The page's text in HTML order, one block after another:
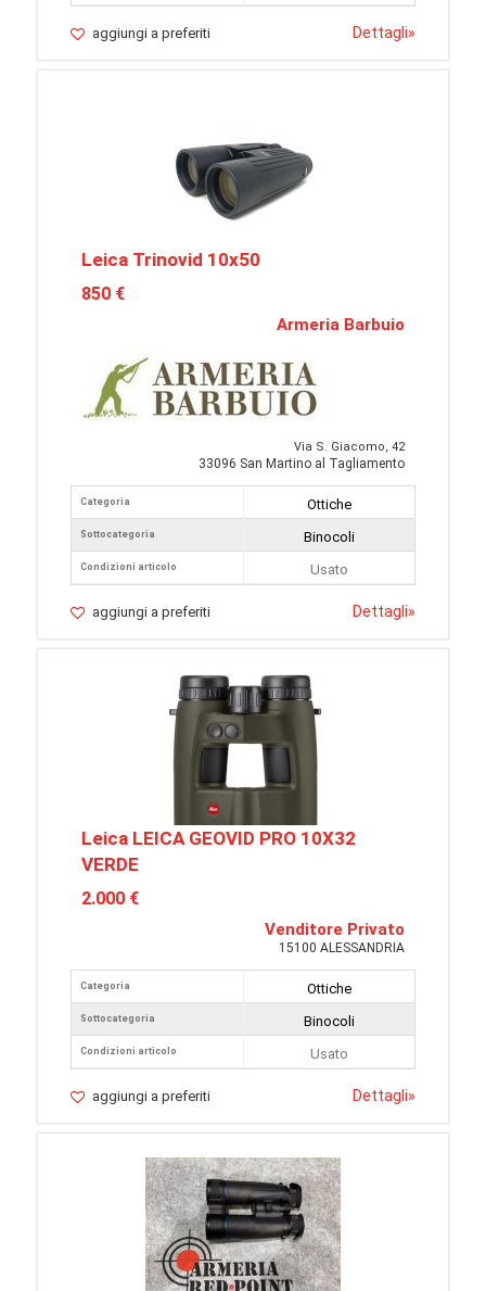
aggiungi a preferiti Dettagli»
Leica Trinovid 10x50
850 €
Armeria Barbuio
Via S. Giacomo, 42
33096 San Martino al Tagliamento
Categoria
Sottocategoria
Condizioni articolo
Ottiche
Binocoli
Usato
aggiungi a preferiti Dettagli»
Leica LEICA GEOVID PRO 10X32
VERDE
2.000 €
Venditore Privato
15100 ALESSANDRIA
Categoria
Sottocategoria
Condizioni articolo
Ottiche
Binocoli
Usato
aggiungi a preferiti Dettagli»